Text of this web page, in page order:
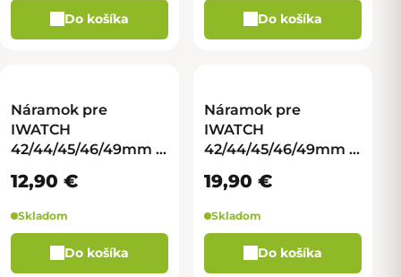
Do košíka Do košíka
Náramok pre
IWATCH
42/44/45/46/49mm -
12,90 €
Skladom
Do košíka
Náramok pre
IWATCH
42/44/45/46/49mm -
19,90 €
Skladom
Do košíka